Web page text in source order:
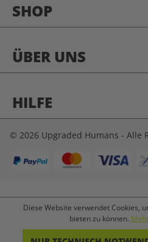
SHOP
ÜBER UNS
HILFE
© 2026 Upgraded Humans - Alle
Diese Website verwendet Cookies,
bieten zu können.